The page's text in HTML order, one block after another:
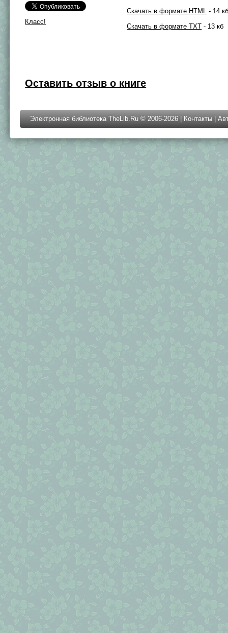
Класс!
Скачать в формате HTML - 14
Скачать в формате TXT - 13 кб
Оставить отзыв о книге
Электронная библиотека TheLib.Ru © 2006-2026 | Контакты |